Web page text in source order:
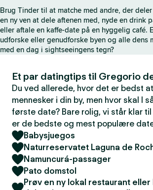
d
e
Brug Tinder til at matche med andre, der
en ny ven at dele aftenen med, nyde en drink
eller aftale en kaffe-date på en hyggelig café.
udforske eller genudforske byen og alle dens
med en dag i sightseeingens tegn?
Et par datingtips til Gregorio
Du ved allerede, hvor det er bedst
mennesker i din by, men hvor skal I
første date? Bare rolig, vi står klar
er de bedste og mest populære
Babysjuegos
Naturreservatet Laguna de
Namuncurá-passager
Pato domstol
Prøv en ny lokal restaurant eller